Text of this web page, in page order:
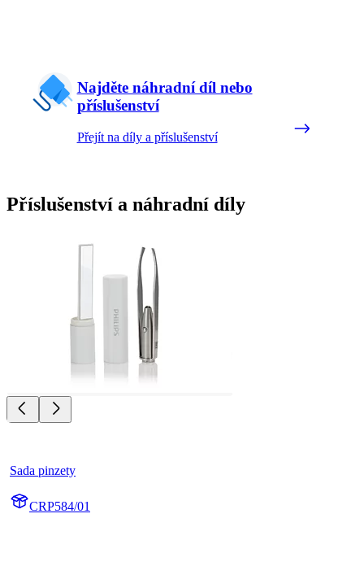
Najděte náhradní díl nebo
příslušenství
Přejít na díly a příslušenství
Příslušenství a náhradní díly
Sada pinzety
CRP584/01